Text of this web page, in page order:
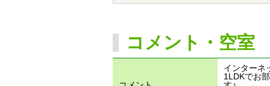
コメント・空室
インターネ
1LDKでお